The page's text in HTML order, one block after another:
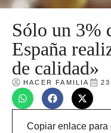
Sólo un 3%
España
de calidad»
HACER FAMILIA
Copiar enlace para